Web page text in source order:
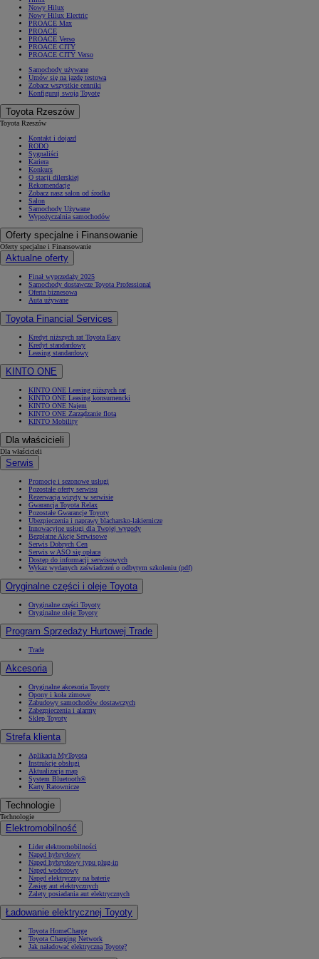
Nowy Hilux
Nowy Hilux Electric
PROACE Max
PROACE
PROACE Verso
PROACE CITY
PROACE CITY Verso
Samochody używane
Umów się na jazdę testową
Zobacz wszystkie cenniki
Konfiguruj swoją Toyotę
Toyota Rzeszów
Toyota Rzeszów
Kontakt i dojazd
RODO
Sygnaliści
Kariera
Konkurs
O stacji dilerskiej
Rekomendacje
Zobacz nasz salon od środka
Salon
Samochody Używane
Wypożyczalnia samochodów
Oferty specjalne i Finansowanie
Oferty specjalne i Finansowanie
Aktualne oferty
Finał wyprzedaży 2025
Samochody dostawcze Toyota Professional
Oferta biznesowa
Auta używane
Toyota Financial Services
Kredyt niższych rat Toyota Easy
Kredyt standardowy
Leasing standardowy
KINTO ONE
KINTO ONE Leasing niższych rat
KINTO ONE Leasing konsumencki
KINTO ONE Najem
KINTO ONE Zarządzanie flotą
KINTO Mobility
Dla właścicieli
Dla właścicieli
Serwis
Promocje i sezonowe usługi
Pozostałe oferty serwisu
Rezerwacja wizyty w serwisie
Gwarancja Toyota Relax
Pozostałe Gwarancje Toyoty
Ubezpieczenia i naprawy blacharsko-lakiernicze
Innowacyjne usługi dla Twojej wygody
Bezpłatne Akcje Serwisowe
Serwis Dobrych Cen
Serwis w ASO się opłaca
Dostęp do informacji serwisowych
Wykaz wydanych zaświadczeń o odbytym szkoleniu (pdf)
Oryginalne części i oleje Toyota
Oryginalne części Toyoty
Oryginalne oleje Toyoty
Program Sprzedaży Hurtowej Trade
Trade
Akcesoria
Oryginalne akcesoria Toyoty
Opony i koła zimowe
Zabudowy samochodów dostawczych
Zabezpieczenia i alarmy
Sklep Toyoty
Strefa klienta
Aplikacja MyToyota
Instrukcje obsługi
Aktualizacja map
System Bluetooth®
Karty Ratownicze
Technologie
Technologie
Elektromobilność
Lider elektromobilności
Napęd hybrydowy
Napęd hybrydowy typu plug-in
Napęd wodorowy
Napęd elektryczny na baterię
Zasięg aut elektrycznych
Zalety posiadania aut elektrycznych
Ładowanie elektrycznej Toyoty
Toyota HomeCharge
Toyota Charging Network
Jak naładować elektryczną Toyotę?